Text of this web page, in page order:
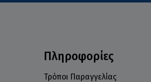
Πληροφορίες
Τρόποι Παραγγελίας